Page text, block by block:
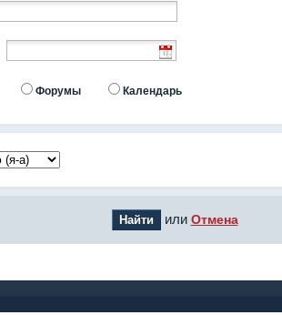
Форумы Календарь
или Отмена